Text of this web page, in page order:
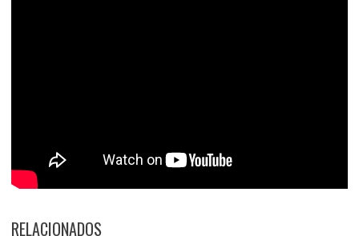
RELACIONADOS